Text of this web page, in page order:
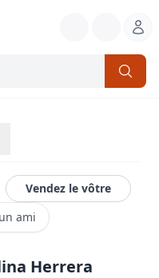
Vendez le vôtre
ami
Herrera